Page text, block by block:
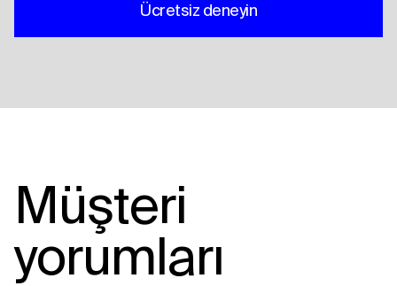
Ücretsiz deneyin
Müşteri
yorumları